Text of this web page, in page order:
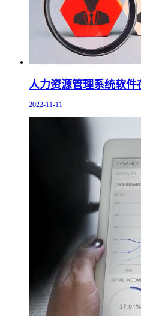
人力资源管理系统软件
2022-11-11